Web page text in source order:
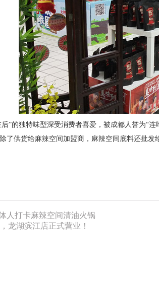
”的独特味型深受消费者喜爱，被成都人誉为“连
除了供货给麻辣空间加盟商，麻辣空间底料还批发
人打卡麻辣空间清油火锅
龙湖滨江店正式营业！